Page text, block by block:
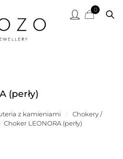
0
(perły)
z kamieniami /
Chokery /
/ Choker LEONORA (perły)